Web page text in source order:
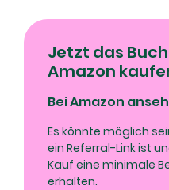
Jetzt das
Amazon
Bei Amazon
Es könnte möglich
ein Referral-Link ist
Kauf eine minimale
erhalten.